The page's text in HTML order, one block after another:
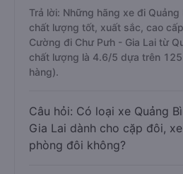
Trả lời: Những hãng xe đi Quảng
chất lượng tốt, xuất sắc, cao
Cường đi Chư Pưh - Gia Lai từ
chất lượng là 4.6/5 dựa trên
hàng).
Câu hỏi: Có loại xe Quảng
Gia Lai dành cho cặp đôi,
phòng đôi không?